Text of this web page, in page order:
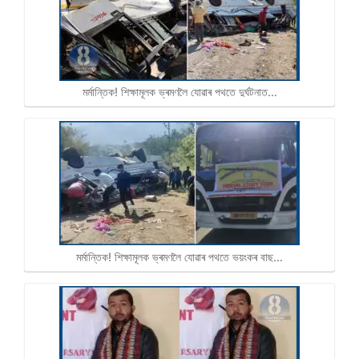
মৰ্মান্তিক! শিক্ষামূলক ভ্ৰমণলৈ যোৱাৰ পথতে দুৰ্ঘটনাত…
মৰ্মান্তিক! শিক্ষামূলক ভ্ৰমণলৈ যোৱাৰ পথতে ভয়ংকৰ বাছ…